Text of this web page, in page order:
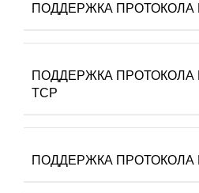
ПОДДЕРЖКА ПРОТОКОЛА
ПОДДЕРЖКА ПРОТОКОЛА
TCP
ПОДДЕРЖКА ПРОТОКОЛА